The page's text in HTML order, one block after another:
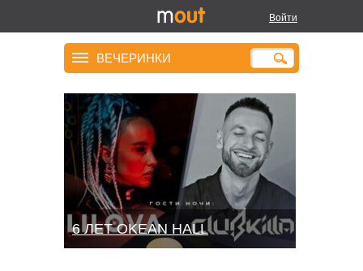
Войти
ВЕЧЕРИНКИ
6 ЛЕТ OKEAN HALL